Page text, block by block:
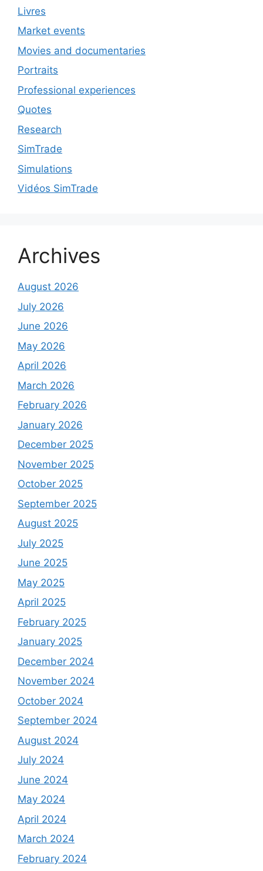
Livres
Market events
Movies and documentaries
Portraits
Professional experiences
Quotes
Research
SimTrade
Simulations
Vidéos SimTrade
Archives
August 2026
July 2026
June 2026
May 2026
April 2026
March 2026
February 2026
January 2026
December 2025
November 2025
October 2025
September 2025
August 2025
July 2025
June 2025
May 2025
April 2025
February 2025
January 2025
December 2024
November 2024
October 2024
September 2024
August 2024
July 2024
June 2024
May 2024
April 2024
March 2024
February 2024